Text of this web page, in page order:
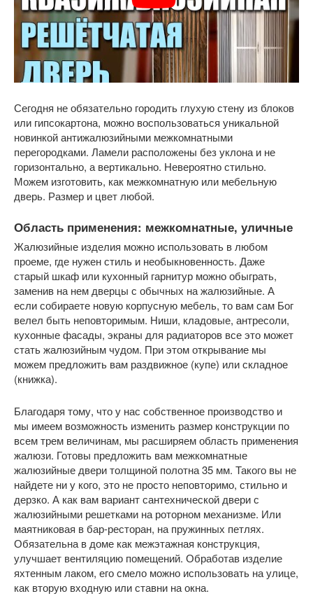
Сегодня не обязательно городить глухую стену из блоков
или гипсокартона, можно воспользоваться уникальной
новинкой антижалюзийными межкомнатными
перегородками. Ламели расположены без уклона и не
горизонтально, а вертикально. Невероятно стильно.
Можем изготовить, как межкомнатную или мебельную
дверь. Размер и цвет любой.
Область применения: межкомнатные, уличные
Жалюзийные изделия можно использовать в любом
проеме, где нужен стиль и необыкновенность. Даже
старый шкаф или кухонный гарнитур можно обыграть,
заменив на нем дверцы с обычных на жалюзийные. А
если собираете новую корпусную мебель, то вам сам Бог
велел быть неповторимым. Ниши, кладовые, антресоли,
кухонные фасады, экраны для радиаторов все это может
стать жалюзийным чудом. При этом открывание мы
можем предложить вам раздвижное (купе) или складное
(книжка).
Благодаря тому, что у нас собственное производство и
мы имеем возможность изменить размер конструкции по
всем трем величинам, мы расширяем область применения
жалюзи. Готовы предложить вам межкомнатные
жалюзийные двери толщиной полотна 35 мм. Такого вы не
найдете ни у кого, это не просто неповторимо, стильно и
дерзко. А как вам вариант сантехнической двери с
жалюзийными решетками на роторном механизме. Или
маятниковая в бар-ресторан, на пружинных петлях.
Обязательна в доме как межэтажная конструкция,
улучшает вентиляцию помещений. Обработав изделие
яхтенным лаком, его смело можно использовать на улице,
как вторую входную или ставни на окна.